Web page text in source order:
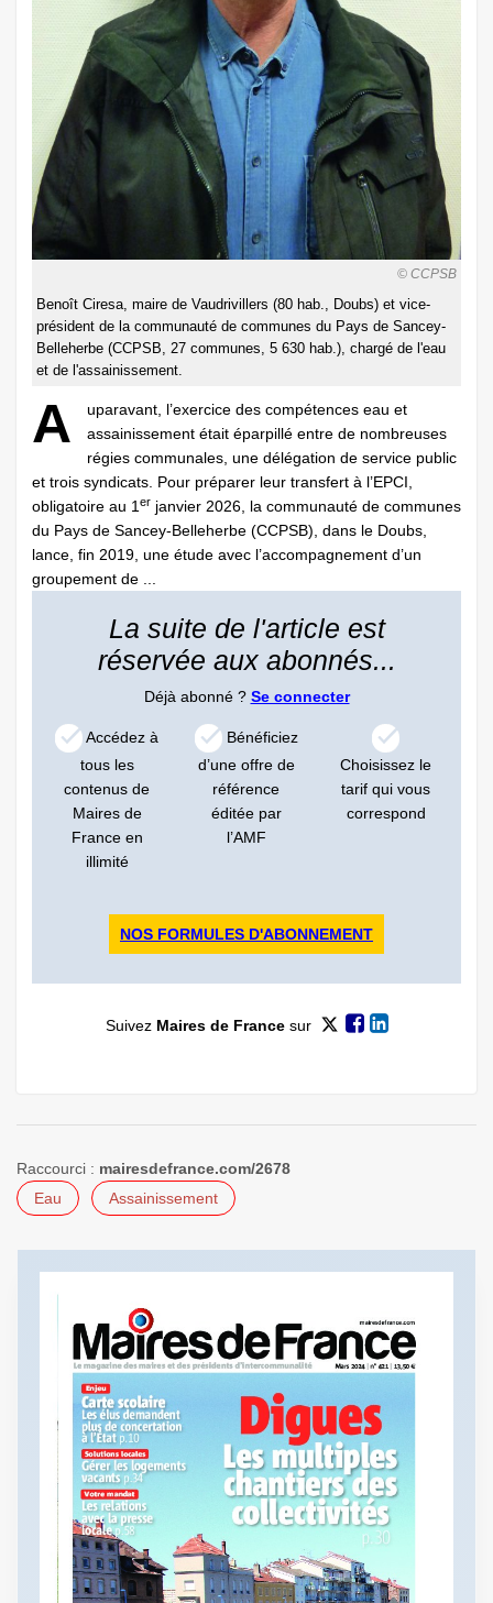
© CCPSB
Benoît Ciresa, maire de Vaudrivillers (80 hab., Doubs) et vice-
président de la communauté de communes du Pays de Sancey-
Belleherbe (CCPSB, 27 communes, 5 630 hab.), chargé de l'eau
et de l'assainissement.
A
uparavant, l’exercice des compétences eau et
assainissement était éparpillé entre de nombreuses
régies communales, une délégation de service public
et trois syndicats. Pour préparer leur transfert à l’EPCI,
obligatoire au 1 er janvier 2026, la communauté de communes
du Pays de Sancey-Belleherbe (CCPSB), dans le Doubs,
lance, fin 2019, une étude avec l’accompagnement d’un
groupement de ...
La suite de l'article est
réservée aux abonnés...
Déjà abonné ? Se connecter
Accédez à
tous les
contenus de
Maires de
France en
illimité
Bénéficiez
d’une offre de
référence
éditée par
l’AMF
Choisissez le
tarif qui vous
correspond
NOS FORMULES D'ABONNEMENT
Suivez Maires de Francesur
Raccourci : mairesdefrance.com/2678
Eau
Assainissement